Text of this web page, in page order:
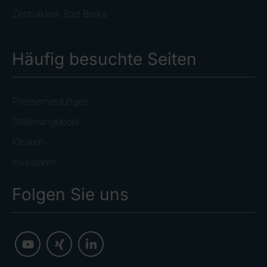
Zentralklinik Bad Berka
Häufig besuchte Seiten
Pressemeldungen
Stellenangebote
Kliniken
Investoren
Folgen Sie uns